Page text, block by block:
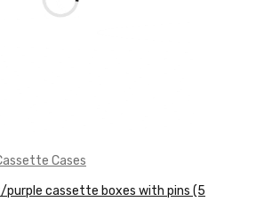
Cases
purple cassette boxes with pins (5